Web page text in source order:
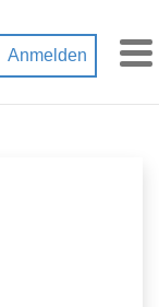
Anmelden